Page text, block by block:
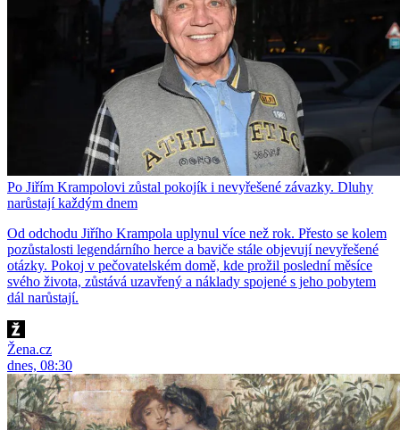
Po Jiřím Krampolovi zůstal pokojík i nevyřešené závazky. Dluhy
narůstají každým dnem
Od odchodu Jiřího Krampola uplynul více než rok. Přesto se kolem
pozůstalosti legendárního herce a baviče stále objevují nevyřešené
otázky. Pokoj v pečovatelském domě, kde prožil poslední měsíce
svého života, zůstává uzavřený a náklady spojené s jeho pobytem
dál narůstají.
Žena.cz
dnes, 08:30